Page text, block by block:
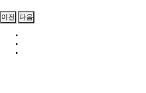
이전 다음